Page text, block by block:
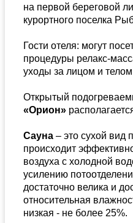
на первой береговой
курортного поселка
Гости отеля: могут
процедуры релакс-
уходы за лицом и
Открытый
«Орион»
Сауна – это сухой вид
происходит
воздуха с холодной
усилению
достаточно велика и
относительная
низкая - не более 25%.